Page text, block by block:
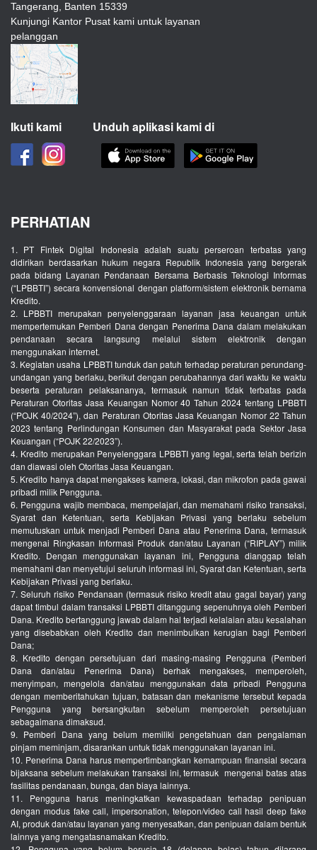
Tangerang, Banten 15339
Kunjungi Kantor Pusat kami untuk layanan
pelanggan
Ikuti kami Unduh aplikasi kami di
PERHATIAN
1. PT Fintek Digital Indonesia adalah suatu perseroan terbatas yang
didirikan berdasarkan hukum negara Republik Indonesia yang bergerak
pada bidang Layanan Pendanaan Bersama Berbasis Teknologi Informas
(“LPBBTI”) secara konvensional dengan platform/sistem elektronik bernama
Kredito.
2. LPBBTI merupakan penyelenggaraan layanan jasa keuangan untuk
mempertemukan Pemberi Dana dengan Penerima Dana dalam melakukan
pendanaan secara langsung melalui sistem elektronik dengan
menggunakan internet.
3. Kegiatan usaha LPBBTI tunduk dan patuh terhadap peraturan perundang-
undangan yang berlaku, berikut dengan perubahannya dari waktu ke waktu
beserta peraturan pelaksananya, termasuk namun tidak terbatas pada
Peraturan Otoritas Jasa Keuangan Nomor 40 Tahun 2024 tentang LPBBTI
(“POJK 40/2024”), dan Peraturan Otoritas Jasa Keuangan Nomor 22 Tahun
2023 tentang Perlindungan Konsumen dan Masyarakat pada Sektor Jasa
Keuangan (“POJK 22/2023”).
4. Kredito merupakan Penyelenggara LPBBTI yang legal, serta telah berizin
dan diawasi oleh Otoritas Jasa Keuangan.
5. Kredito hanya dapat mengakses kamera, lokasi, dan mikrofon pada gawai
pribadi milik Pengguna.
6. Pengguna wajib membaca, mempelajari, dan memahami risiko transaksi,
Syarat dan Ketentuan, serta Kebijakan Privasi yang berlaku sebelum
memutuskan untuk menjadi Pemberi Dana atau Penerima Dana, termasuk
mengenai Ringkasan Informasi Produk dan/atau Layanan (“RIPLAY”) milik
Kredito. Dengan menggunakan layanan ini, Pengguna dianggap telah
memahami dan menyetujui seluruh informasi ini, Syarat dan Ketentuan, serta
Kebijakan Privasi yang berlaku.
7. Seluruh risiko Pendanaan (termasuk risiko kredit atau gagal bayar) yang
dapat timbul dalam transaksi LPBBTI ditanggung sepenuhnya oleh Pemberi
Dana. Kredito bertanggung jawab dalam hal terjadi kelalaian atau kesalahan
yang disebabkan oleh Kredito dan menimbulkan kerugian bagi Pemberi
Dana;
8. Kredito dengan persetujuan dari masing-masing Pengguna (Pemberi
Dana dan/atau Penerima Dana) berhak mengakses, memperoleh,
menyimpan, mengelola dan/atau menggunakan data pribadi Pengguna
dengan memberitahukan tujuan, batasan dan mekanisme tersebut kepada
Pengguna yang bersangkutan sebelum memperoleh persetujuan
sebagaimana dimaksud.
9. Pemberi Dana yang belum memiliki pengetahuan dan pengalaman
pinjam meminjam, disarankan untuk tidak menggunakan layanan ini.
10. Penerima Dana harus mempertimbangkan kemampuan finansial secara
bijaksana sebelum melakukan transaksi ini, termasuk mengenai batas atas
fasilitas pendanaan, bunga, dan biaya lainnya.
11. Pengguna harus meningkatkan kewaspadaan terhadap penipuan
dengan modus fake call, impersonation, telepon/video call hasil deep fake
AI, produk dan/atau layanan yang menyesatkan, dan penipuan dalam bentuk
lainnya yang mengatasnamakan Kredito.